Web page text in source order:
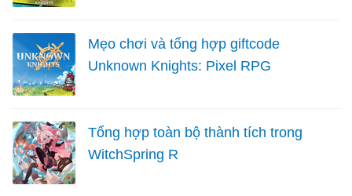
Mẹo chơi và tổng hợp giftcode
Unknown Knights: Pixel RPG
Tổng hợp toàn bộ thành tích trong
WitchSpring R